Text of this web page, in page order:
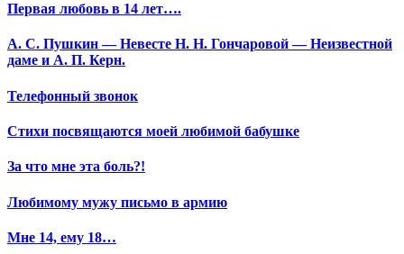
Первая любовь в 14 лет….
А. С. Пушкин — Невесте Н. Н. Гончаровой — Неизвестной
даме и А. П. Керн.
Телефонный звонок
Стихи посвящаются моей любимой бабушке
За что мне эта боль?!
Любимому мужу письмо в армию
Мне 14, ему 18…